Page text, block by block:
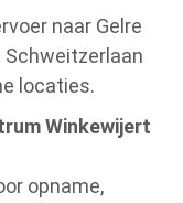
naar Gelre
Schweitzerlaan
locaties.
Winkewijert
opname,